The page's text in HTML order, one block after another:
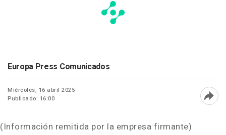
Europa Press Comunicados
Miércoles, 16 abril 2025
Publicado: 16:00
(Información remitida por la empresa firmante)